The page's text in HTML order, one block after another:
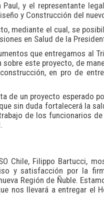
y el representante
y Construcción del
mediante el cual, se
en Salud de la
que entregamos al
este proyecto, de
en pro de
de un proyecto esperado
sin duda fortalecerá la
de los funcionarios
Chile, Filippo Bartucci,
y satisfacción por la
Región de Ñuble.
nos llevará a entregar el